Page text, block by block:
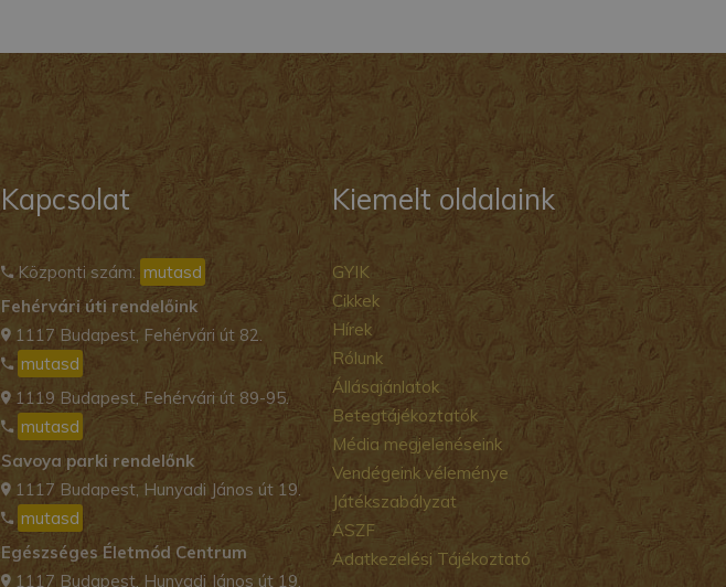
Kapcsolat
Központi szám: mutasd
Fehérvári úti rendelőink
1117 Budapest, Fehérvári út 82.
mutasd
1119 Budapest, Fehérvári út 89-95.
mutasd
Savoya parki rendelőnk
1117 Budapest, Hunyadi János út 19.
mutasd
Egészséges Életmód Centrum
1117 Budapest, Hunyadi János út 19.
Kiemelt oldalaink
GYIK
Cikkek
Hírek
Rólunk
Állásajánlatok
Betegtájékoztatók
Média megjelenéseink
Vendégeink véleménye
Játékszabályzat
ÁSZF
Adatkezelési Tájékoztató